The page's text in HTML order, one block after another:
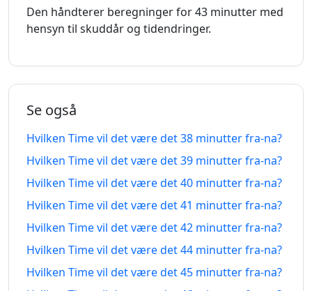
minutter
06.08.2026
32
minutter
33
minutter
siden
33
minutter
siden
06.08.2026
minutter
fra-na
06.08.2026
35
minutter
siden
06.08.2026
35
minutter
fra-na
06.08.2026
36
36
Den håndterer beregninger for 43 minutter med
hensyn til skuddår og tidendringer.
Se også
Hvilken Time vil det være det 38 minutter fra-na?
Hvilken Time vil det være det 39 minutter fra-na?
Hvilken Time vil det være det 40 minutter fra-na?
Hvilken Time vil det være det 41 minutter fra-na?
Hvilken Time vil det være det 42 minutter fra-na?
Hvilken Time vil det være det 44 minutter fra-na?
Hvilken Time vil det være det 45 minutter fra-na?